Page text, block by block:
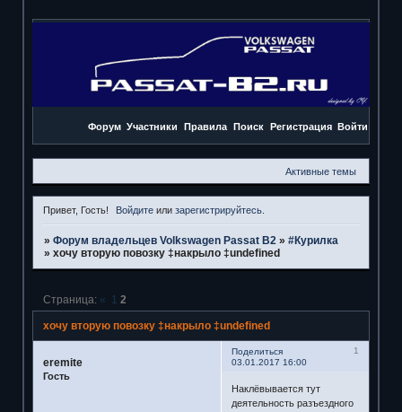
Форум Участники Правила Поиск Регистрация Войти
Активные темы
Привет, Гость! Войдите илизарегистрируйтесь
» Форум владельцев Volkswagen Passat B2 » #Курилка
» хочу вторую повозку ‡накрыло ‡undefined
хочу вторую повозку ‡накрыло ‡undefined
Страница: « 1 2
Поделиться
1
03.01.2017 16:00
eremite
Гость
Наклёвывается тут
деятельность разъездного